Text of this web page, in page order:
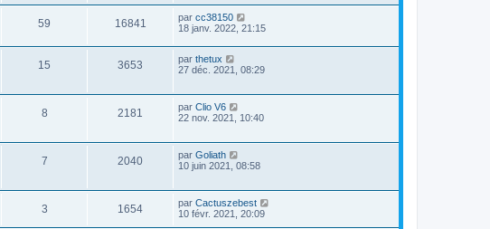
59 16841 par cc38150
18 janv. 2022, 21:15
15 3653 par thetux
27 déc. 2021, 08:29
8 2181 par Clio V6
22 nov. 2021, 10:40
7 2040 par Goliath
10 juin 2021, 08:58
3 1654 par Cactuszebest
10 févr. 2021, 20:09